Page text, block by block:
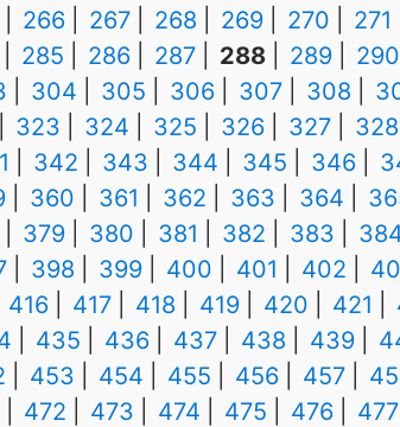
266
267 268 269 270 271
285
286 287 288 289 290
304 305 306 307 308
323
324 325 326 327 328
342 343 344 345 346
360 361 362 363 364
379
380 381 382 383
398 399 400 401 402
416
417 418 419 420 421
435 436 437 438 439
453 454 455 456 457
472
473 474 475 476 477